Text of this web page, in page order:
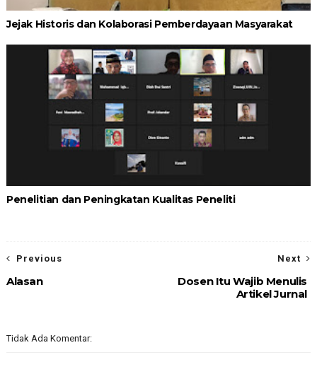
Jejak Historis dan Kolaborasi Pemberdayaan Masyarakat
Penelitian dan Peningkatan Kualitas Peneliti
Next
Dosen Itu Wajib Menulis
Artikel Jurnal
Previous
Alasan
Tidak Ada Komentar: